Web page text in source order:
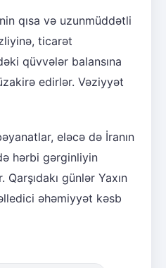
qısa və uzunmüddətli
ticarət
qüvvələr balansına
edirlər. Vəziyyət
eləcə də İranın
hərbi gərginliyin
günlər Yaxın
əhəmiyyət kəsb